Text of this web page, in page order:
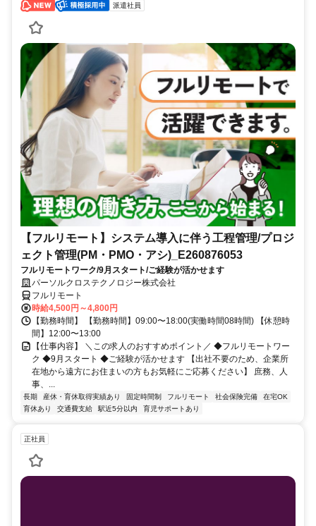
派遣社員
【フルリモート】システム導入に伴う工程管理/プロジ
ェクト管理(PM・PMO・アシ)_E260876053
フルリモートワーク/9月スタート/ご経験が活かせます
パーソルクロステクノロジー株式会社
フルリモート
時給4,500円～4,800円
【勤務時間】 【勤務時間】09:00〜18:00(実働時間08時間) 【休憩時
間】12:00〜13:00
【仕事内容】 ＼この求人のおすすめポイント／ ◆フルリモートワー
ク ◆9月スタート ◆ご経験が活かせます 【出社不要のため、企業所
在地から遠方にお住まいの方もお気軽にご応募ください】 庶務、人
事、...
長期 産休・育休取得実績あり 固定時間制 フルリモート 社会保険完備
在宅OK
育休あり
交通費支給 駅近5分以内 育児サポートあり
正社員